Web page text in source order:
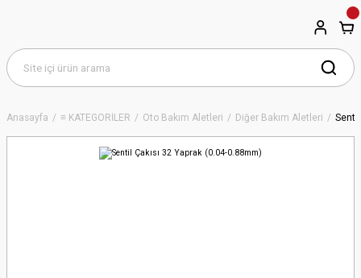
Anasayfa ≡ KATEGORİLER Oto Bakım Aletleri Diğer Bakım Aletleri Sentil